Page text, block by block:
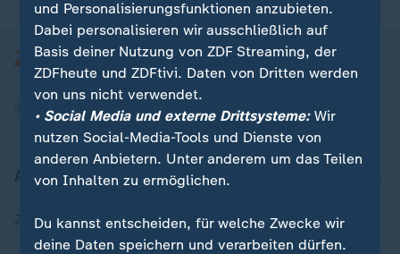
Aktuell bei ZDFheute
Zuletzt veröffentlicht
und Personalisierungsfunktionen anzubieten.
Dabei personalisieren wir ausschließlich auf
Basis deiner Nutzung von ZDF Streaming, der
ZDFheute und ZDFtivi. Daten von Dritten werden
von uns nicht verwendet.
• Social Media und externe Drittsysteme:Wir
nutzen Social-Media-Tools und Dienste von
anderen Anbietern. Unter anderem um das Teilen
von Inhalten zu ermöglichen.
Du kannst entscheiden, für welche Zwecke wir
deine Daten speichern und verarbeiten dürfen.